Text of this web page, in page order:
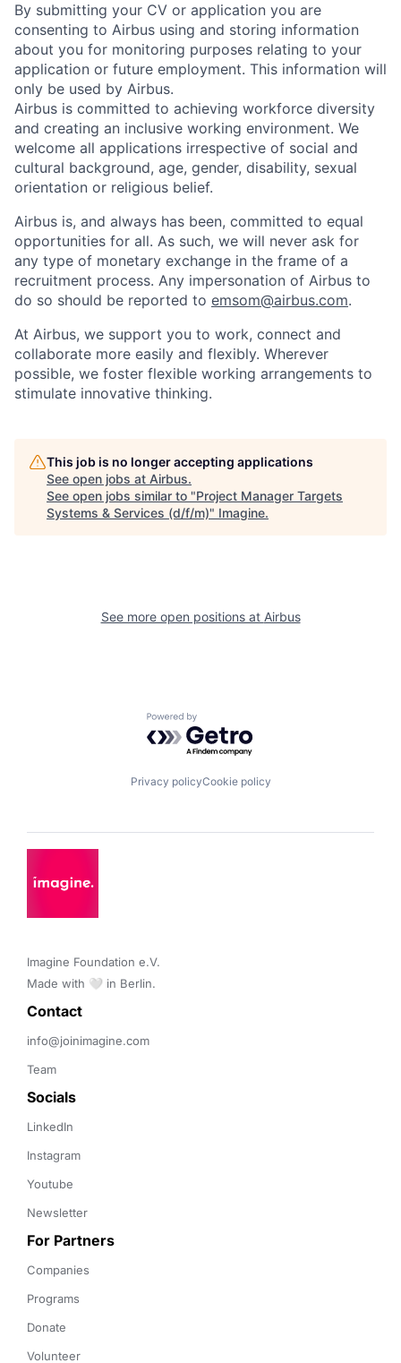
By submitting your CV or application you are
consenting to Airbus using and storing information
about you for monitoring purposes relating to your
application or future employment. This information will
only be used by Airbus.
Airbus is committed to achieving workforce diversity
and creating an inclusive working environment. We
welcome all applications irrespective of social and
cultural background, age, gender, disability, sexual
orientation or religious belief.
Airbus is, and always has been, committed to equal
opportunities for all. As such, we will never ask for
any type of monetary exchange in the frame of a
recruitment process. Any impersonation of Airbus to
do so should be reported to emsom@airbus.com.
At Airbus, we support you to work, connect and
collaborate more easily and flexibly. Wherever
possible, we foster flexible working arrangements to
stimulate innovative thinking.
This job is no longer accepting applications
See open jobs at Airbus.
See open jobs similar to "Project Manager Targets
Systems & Services (d/f/m)" Imagine.
See more open positions at Airbus
Powered by Getro.com
Privacy policyCookie policy
Imagine Foundation e.V.
Made with 🤍 in Berlin.
Contact
info@joinimagine.com
Team
Socials
LinkedIn
Instagram
Youtube
Newsletter
For Partners
Companies
Programs
Donate
Volunteer